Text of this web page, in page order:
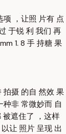
项 ，让照 片有 点
于锐 利 我们 再
1. 8 手 持糖 果
拍摄 的自 然效 果
非 常微妙而 自
遮住了 ，这样
让 照片 呈现 出